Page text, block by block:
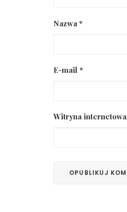
Nazwa *
E-mail *
Witryna internetowa